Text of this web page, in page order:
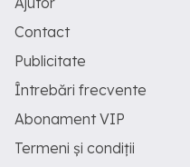
Contact
Publicitate
Întrebări frecvente
Abonament VIP
Termeni și condiții